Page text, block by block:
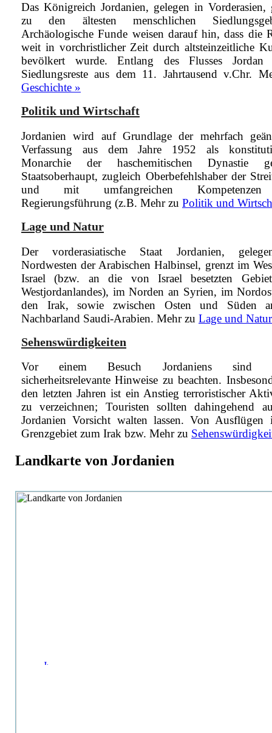
Das Königreich Jordanien, gelegen in Vorderasien,
zu den ältesten menschlichen
Archäologische Funde weisen darauf hin, dass die
weit in vorchristlicher Zeit durch altsteinzeitliche
bevölkert wurde. Entlang des Flusses Jordan
Siedlungsreste aus dem 11. Jahrtausend v.Chr.
Geschichte »
Politik und Wirtschaft
Jordanien wird auf Grundlage der mehrfach
Verfassung aus dem Jahre 1952 als
Monarchie der haschemitischen Dynastie
Staatsoberhaupt, zugleich Oberbefehlshaber der
und mit umfangreichen
Regierungsführung (z.B. Mehr zu Politik und
Lage und Natur
Der vorderasiatische Staat Jordanien,
Nordwesten der Arabischen Halbinsel, grenzt im
Israel (bzw. an die von Israel besetzten
Westjordanlandes), im Norden an Syrien, im
den Irak, sowie zwischen Osten und Süden
Nachbarland Saudi-Arabien. Mehr zu Lage und
Sehenswürdigkeiten
Vor einem Besuch Jordaniens sind
sicherheitsrelevante Hinweise zu beachten.
den letzten Jahren ist ein Anstieg terroristischer
zu verzeichnen; Touristen sollten dahingehend
Jordanien Vorsicht walten lassen. Von Ausflügen
Grenzgebiet zum Irak bzw. Mehr zu
Landkarte von Jordanien